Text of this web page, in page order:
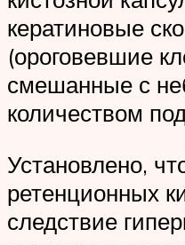
кератиновые
(ороговевшие
смешанные с
количеством
Установлено,
ретенционных
следствие